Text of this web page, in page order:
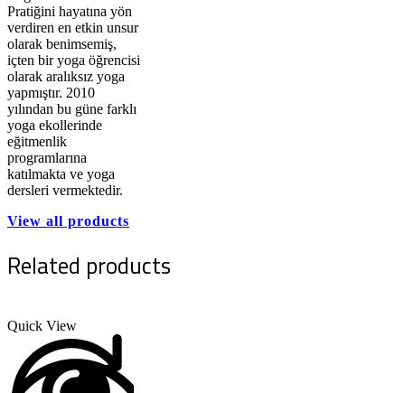
Pratiğini hayatına yön
verdiren en etkin unsur
olarak benimsemiş,
içten bir yoga öğrencisi
olarak aralıksız yoga
yapmıştır. 2010
yılından bu güne farklı
yoga ekollerinde
eğitmenlik
programlarına
katılmakta ve yoga
dersleri vermektedir.
View all products
Related products
Quick View